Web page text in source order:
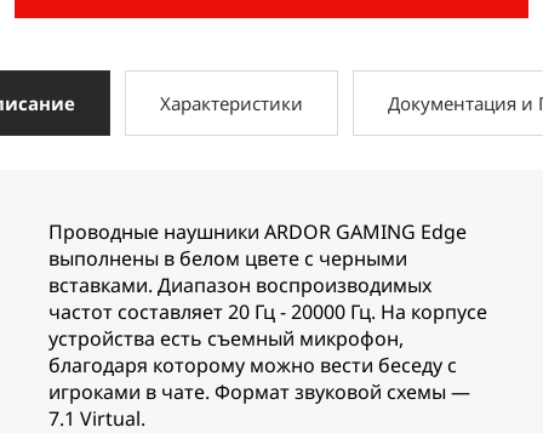
Характеристики Документация и
Проводные наушники ARDOR GAMING Edge
выполнены в белом цвете с черными
вставками. Диапазон воспроизводимых
частот составляет 20 Гц - 20000 Гц. На корпусе
устройства есть съемный микрофон,
благодаря которому можно вести беседу с
игроками в чате. Формат звуковой схемы —
7.1 Virtual.